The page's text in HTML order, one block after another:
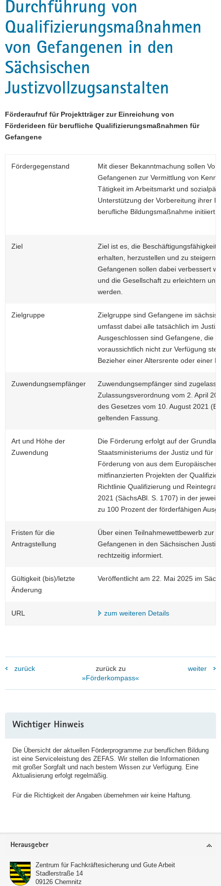
a
v
i
g
t
o
Durchführung von
Qualifizierungsmaßnahmen
von Gefangenen in den
Sächsischen
Justizvollzugsanstalten
Förderaufruf für Projektträger zur Einreichung von
Förderideen für berufliche Qualifizierungsmaßnahmen für
Gefangene
Fördergegenstand
Mit dieser Bekanntmachung sollen
Gefangenen zur Vermittlung von
Tätigkeit im Arbeitsmarkt und
Unterstützung der Vorbereitung ihrer
berufliche Bildungsmaßnahme initiiert
Ziel
Ziel ist es, die Beschäftigungsfähigkeit
erhalten, herzustellen und zu
Gefangenen sollen dabei verbessert
und die Gesellschaft zu erleichtern
werden.
Zielgruppe
Zielgruppe sind Gefangene im
umfasst dabei alle tatsächlich im
Ausgeschlossen sind Gefangene, die
voraussichtlich nicht zur Verfügung
Bezieher einer Altersrente oder einer
Zuwendungsempfänger
Zuwendungsempfänger sind
Zulassungsverordnung vom 2. April
des Gesetzes vom 10. August 2021
geltenden Fassung.
Art und Höhe der
Zuwendung
Die Förderung erfolgt auf der
Staatsministeriums der Justiz und für
Förderung von aus dem
mitfinanzierten Projekten der
Richtlinie Qualifizierung und
2021 (SächsABl. S. 1707) in der
zu 100 Prozent der förderfähigen
Fristen für die
Antragstellung
Über einen Teilnahmewettbewerb zur
Gefangenen in den Sächsischen
rechtzeitig informiert.
Gültigkeit (bis)/letzte
Änderung
Veröffentlicht am 22. Mai 2025 im
URL zum weiteren Details
zurück
zurück zu
»Förderkompass«
weiter
Information
Wichtiger Hinweis
Die Übersicht der aktuellen Förderprogramme zur beruflichen Bildung
ist eine Serviceleistung des ZEFAS. Wir stellen die Informationen
mit großer Sorgfalt und nach bestem Wissen zur Verfügung. Eine
Aktualisierung erfolgt regelmäßig.
Für die Richtigkeit der Angaben übernehmen wir keine Haftung.
Footer-
Herausgeber
Zentrum für Fachkräftesicherung und Gute Arbeit
Stadlerstraße 14
09126 Chemnitz